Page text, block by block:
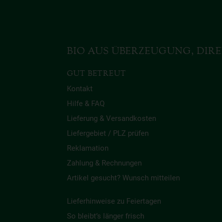
BIO AUS ÜBERZEUGUNG,
GUT BETREUT
Kontakt
Hilfe & FAQ
Lieferung & Versandkosten
Liefergebiet / PLZ prüfen
Reklamation
Zahlung & Rechnungen
Artikel gesucht? Wunsch mitteilen
Lieferhinweise zu Feiertagen
So bleibt’s länger frisch